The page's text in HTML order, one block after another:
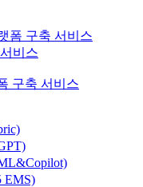
폼 구축 서비스
비스
구축 서비스
EMS)